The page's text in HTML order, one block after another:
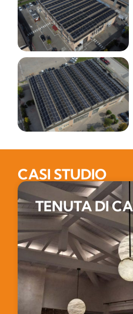
CASI STUDIO
TENUTA DI